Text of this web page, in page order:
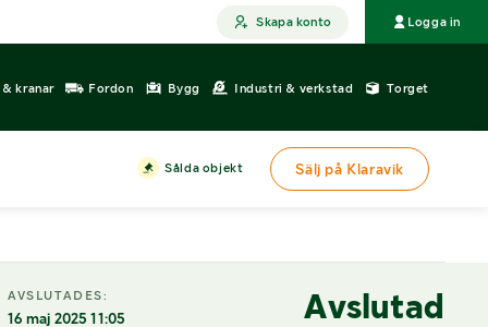
Skapa konto Logga in
kranar Fordon Bygg Industri & verkstad Torget
Sålda objekt Sälj på Klaravik
AVSLUTADES:
16 maj 2025 11:05 Avslutad